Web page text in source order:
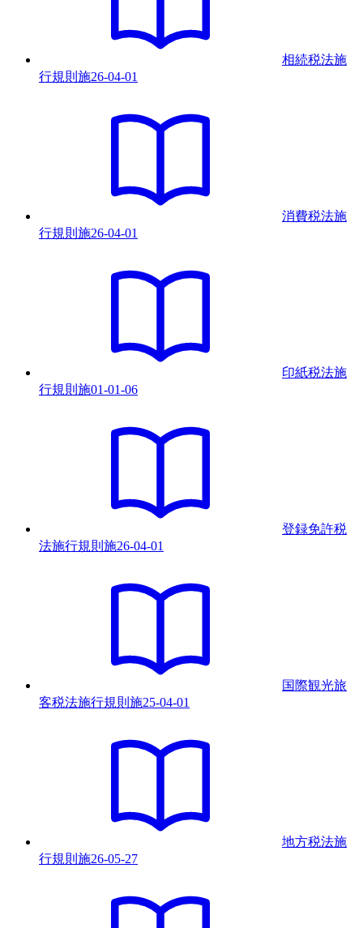
相続税法施
行規則 施26-04-01
消費税法施
行規則 施26-04-01
印紙税法施
行規則 施01-01-06
登録免許税
法施行規則 施26-04-01
国際観光旅
客税法施行規則 施25-04-01
地方税法施
行規則 施26-05-27